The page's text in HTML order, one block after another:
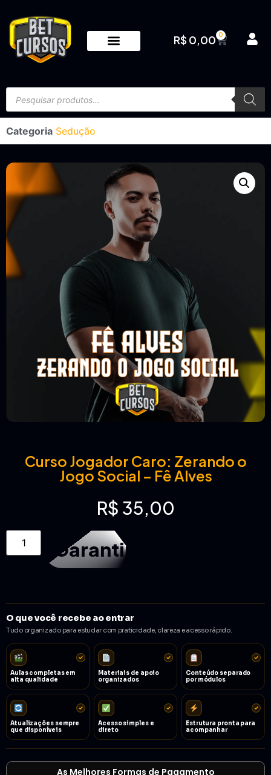
R$ 0,00 0
Categoria Sedução
Curso Jogador Caro: Zerando o
Jogo Social – Fê Alves
R$ 35,00
Garantir acesso
O que você recebe ao entrar
Tudo organizado para estudar com praticidade, clareza e acesso rápido.
Aulas completas em
alta qualidade
Materiais de apoio
organizados
Conteúdo separado
por módulos
Atualizações sempre
que disponíveis
Acesso simples e
direto
Estrutura pronta para
acompanhar
As Melhores Formas de Pagamento